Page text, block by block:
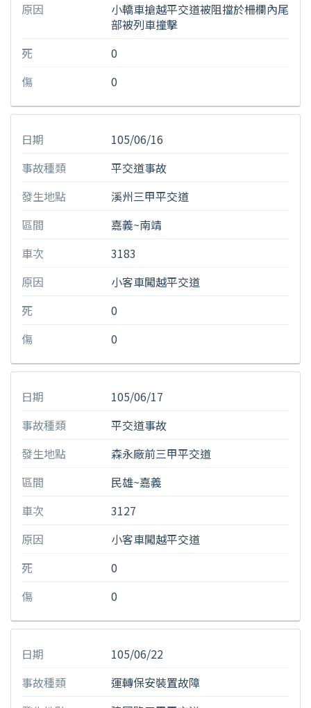
原因
小轎車搶越平交道被阻擋於柵欄內尾
部被列車撞擊
死
0
傷
0
日期
105/06/16
事故種類
平交道事故
發生地點
溪州三甲平交道
區間
嘉義~南靖
車次
3183
原因
小客車闖越平交道
死
0
傷
0
日期
105/06/17
事故種類
平交道事故
發生地點
森永廠前三甲平交道
區間
民雄~嘉義
車次
3127
原因
小客車闖越平交道
死
0
傷
0
日期
105/06/22
事故種類
運轉保安裝置故障